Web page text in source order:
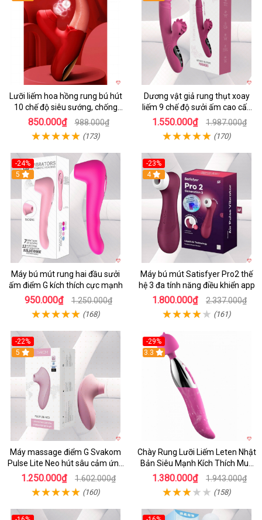
Lưỡi liếm hoa hồng rung bú hút
10 chế độ siêu sướng, chống
nước
850.000₫ 988.000₫
(173)
Dương vật giả rung thụt xoay
liếm 9 chế độ sưởi ấm cao cấp
Yeain Hot Whell
1.550.000₫ 1.987.000₫
(170)
-24%
5
Máy bú mút rung hai đầu sưởi
ấm điểm G kích thích cực mạnh
950.000₫ 1.250.000₫
(168)
-23%
4
Máy bú mút Satisfyer Pro2 thế
hệ 3 đa tính năng điều khiển app
1.800.000₫ 2.337.000₫
(161)
-22%
5
Máy massage điểm G Svakom
Pulse Lite Neo hút sâu cảm ứng
app bluetooth
1.250.000₫ 1.602.000₫
(160)
-29%
3.3
Chày Rung Lưỡi Liếm Leten Nhật
Bản Siêu Mạnh Kích Thích Mua
Ngay
1.380.000₫ 1.943.000₫
(158)